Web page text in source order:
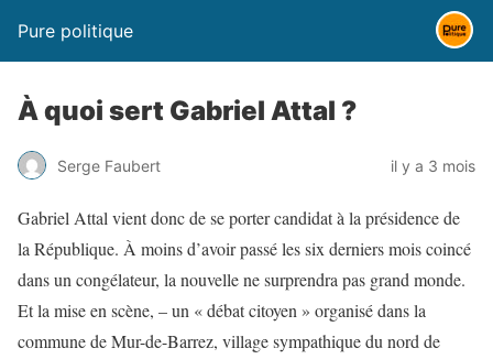
Pure politique
À quoi sert Gabriel Attal ?
Serge Faubert il y a 3 mois
Gabriel Attal vient donc de se porter candidat à la présidence de
la République. À moins d’avoir passé les six derniers mois coincé
dans un congélateur, la nouvelle ne surprendra pas grand monde.
Et la mise en scène, – un « débat citoyen » organisé dans la
commune de Mur-de-Barrez, village sympathique du nord de